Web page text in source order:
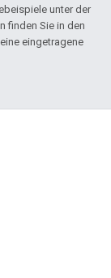
unter der
finden Sie in den
eingetragene